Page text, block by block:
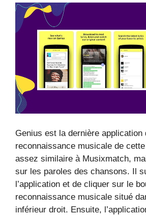
Genius est la dernière application
reconnaissance musicale de
assez similaire à Musixmatch,
sur les paroles des chansons. Il
l’application et de cliquer sur le
reconnaissance musicale situé
inférieur droit. Ensuite,